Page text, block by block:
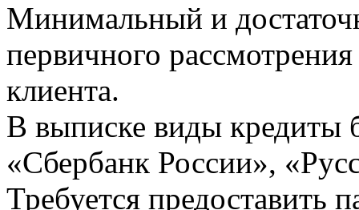
Минимальный и
первичного
клиента.
В выписке виды кредиты
«Сбербанк России»,
Требуется предоставить